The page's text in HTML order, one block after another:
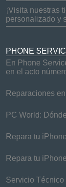
¡Visita nuestras
personalizado y
PHONE
En Phone
en el acto
Reparaciones
PC World:
Repara tu
Repara tu
Servicio